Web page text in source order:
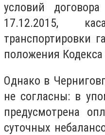
условий
17.12.2015,
транспортировки
положения
Однако в
не согласны: в
предусмотрена
суточных